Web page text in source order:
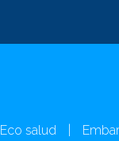
Eco salud